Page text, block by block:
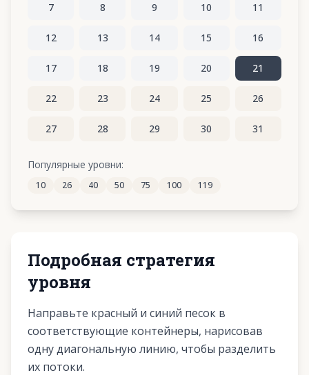
7 8 9 10 11
12 13 14 15 16
17 18 19 20 21
22 23 24 25 26
27 28 29 30 31
37 38 39 40
Популярные уровни:
10 26 40 50 75 100 119
Подробная стратегия
уровня
Направьте красный и синий песок в
соответствующие контейнеры, нарисовав
одну диагональную линию, чтобы разделить
их потоки.